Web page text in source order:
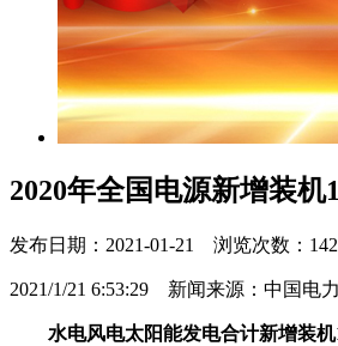
2020年全国电源新增装机
发布日期：2021-01-21 浏览次数：
2021/1/21 6:53:29 新闻来源：中国电
水电风电太阳能发电合计新增装机